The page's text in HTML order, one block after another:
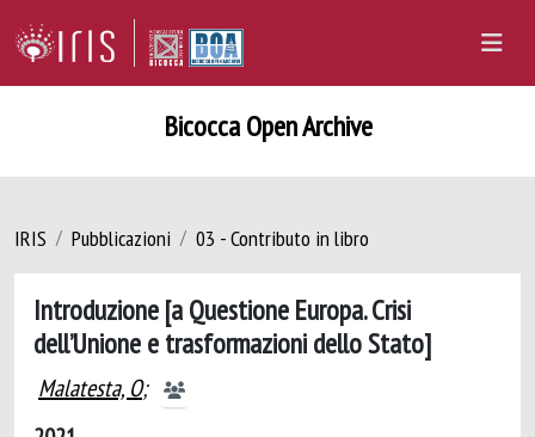
Bicocca Open Archive
IRIS Pubblicazioni 03 - Contributo in libro
Introduzione [a Questione Europa. Crisi
dell’Unione e trasformazioni dello Stato]
Malatesta, O;